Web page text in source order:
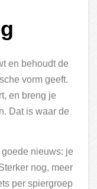
en behoudt de
vorm geeft.
en breng je
Dat is waar de
nieuws: je
nog, meer
per spiergroep